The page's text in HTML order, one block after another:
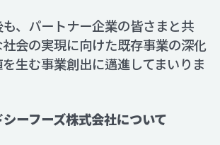
、パートナー企業の皆さまと共
会の実現に向けた既存事業の深化
生む事業創出に邁進してまいりま
ーフーズ株式会社について